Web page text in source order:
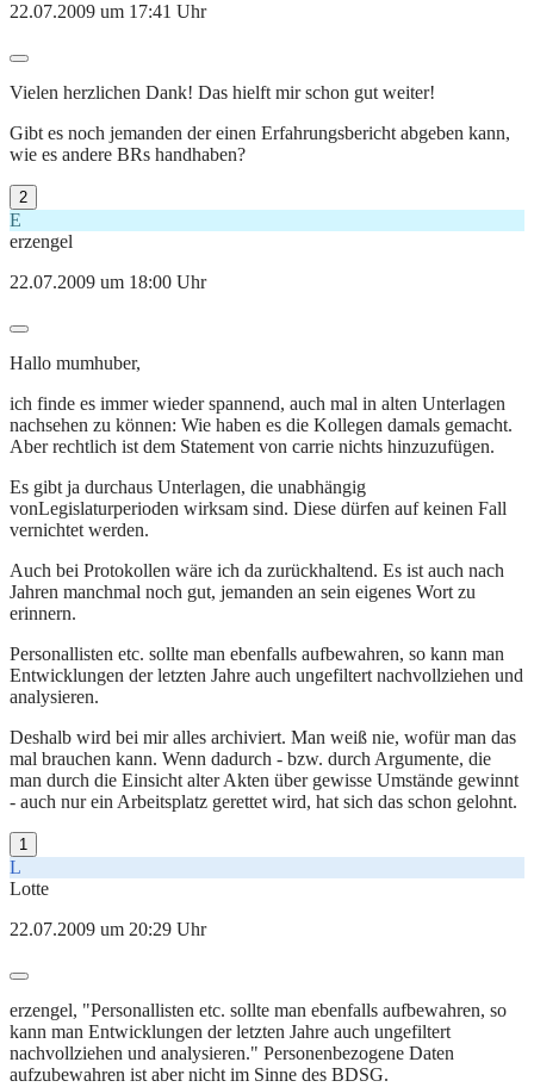
22.07.2009 um 17:41 Uhr
Vielen herzlichen Dank! Das hielft mir schon gut weiter!
Gibt es noch jemanden der einen Erfahrungsbericht abgeben kann,
wie es andere BRs handhaben?
2
E
erzengel
22.07.2009 um 18:00 Uhr
Hallo mumhuber,
ich finde es immer wieder spannend, auch mal in alten Unterlagen
nachsehen zu können: Wie haben es die Kollegen damals gemacht.
Aber rechtlich ist dem Statement von carrie nichts hinzuzufügen.
Es gibt ja durchaus Unterlagen, die unabhängig
vonLegislaturperioden wirksam sind. Diese dürfen auf keinen Fall
vernichtet werden.
Auch bei Protokollen wäre ich da zurückhaltend. Es ist auch nach
Jahren manchmal noch gut, jemanden an sein eigenes Wort zu
erinnern.
Personallisten etc. sollte man ebenfalls aufbewahren, so kann man
Entwicklungen der letzten Jahre auch ungefiltert nachvollziehen und
analysieren.
Deshalb wird bei mir alles archiviert. Man weiß nie, wofür man das
mal brauchen kann. Wenn dadurch - bzw. durch Argumente, die
man durch die Einsicht alter Akten über gewisse Umstände gewinnt
- auch nur ein Arbeitsplatz gerettet wird, hat sich das schon gelohnt.
1
L
Lotte
22.07.2009 um 20:29 Uhr
erzengel, "Personallisten etc. sollte man ebenfalls aufbewahren, so
kann man Entwicklungen der letzten Jahre auch ungefiltert
nachvollziehen und analysieren." Personenbezogene Daten
aufzubewahren ist aber nicht im Sinne des BDSG.